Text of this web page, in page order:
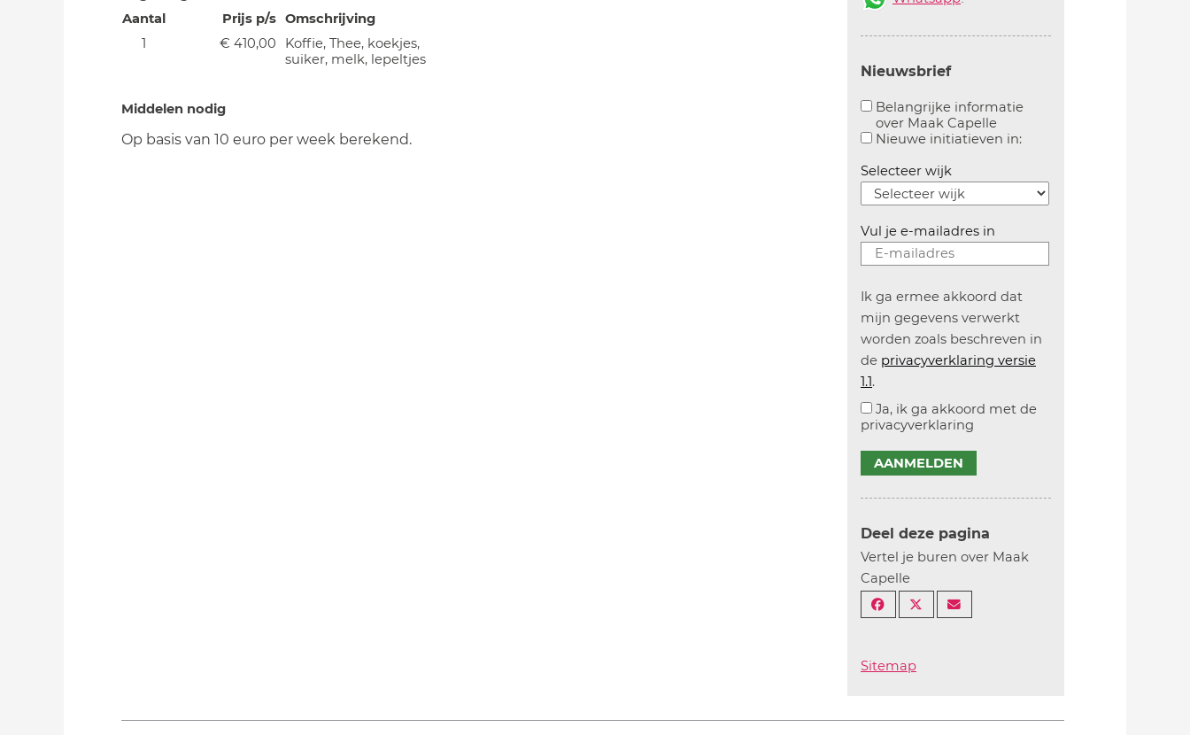
Aantal
Prijs p/s Omschrijving
1
€ 410,00
Koffie, Thee, koekjes,
suiker, melk, lepeltjes
Middelen nodig
Op basis van 10 euro per week berekend.
Nieuwsbrief
Belangrijke informatie
over Maak Capelle
Aanvinken om belangrijke informatie over
Nieuwe initiatieven in:Aanvinken om
Selecteer wijk
Vul je e-mailadres in
Ik ga ermee akkoord dat
mijn gegevens verwerkt
worden zoals beschreven in
de privacyverklaring versie
1.1.
Ja, ik ga akkoord met de
privacyverklaring
AANMELDEN
Deel deze pagina
Vertel je buren over Maak
Capelle
Sitemap